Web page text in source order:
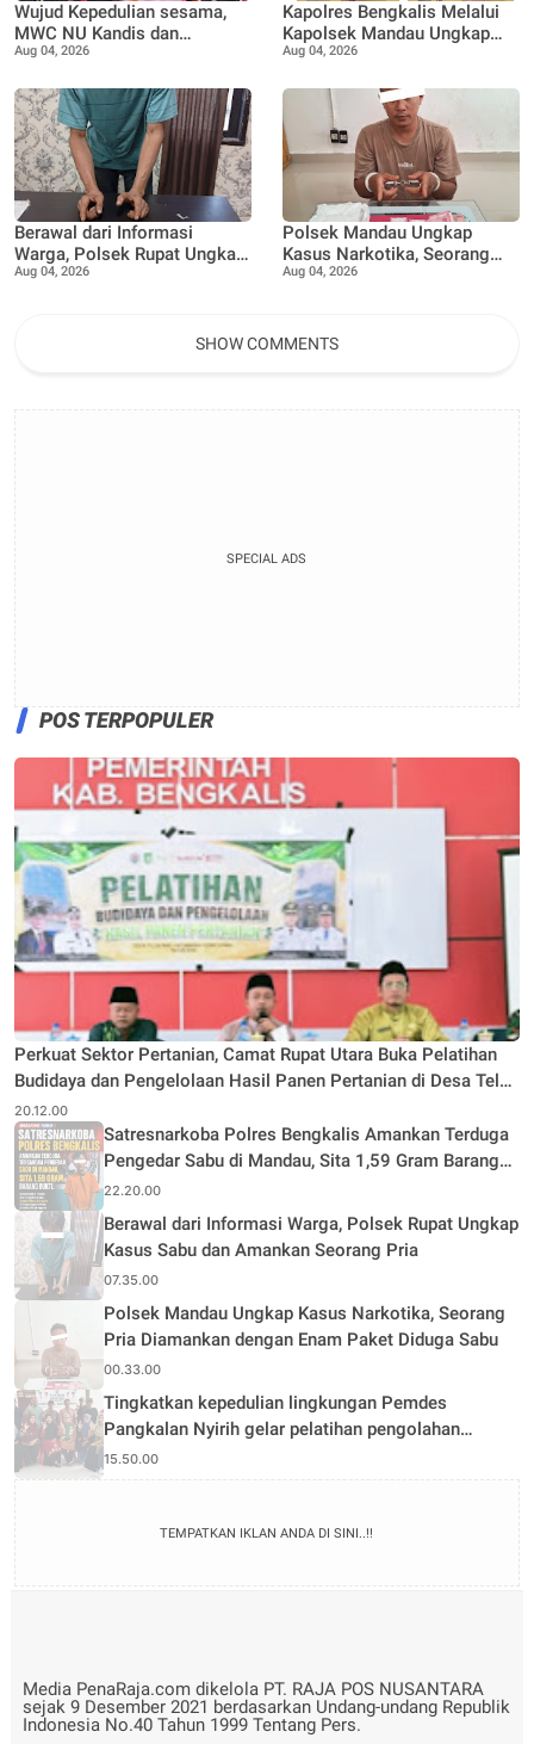
Wujud Kepedulian sesama,
MWC NU Kandis dan
Muslimat NU Kandis
musibah kebakaran
Aug 04, 2026
Kapolres Bengkalis Melalui
Kapolsek Mandau Ungkap
Kasus Penyalahgunaan
Orang Diamankan
Aug 04, 2026
Berawal dari Informasi
Warga, Polsek Rupat Ungkap
Kasus Sabu dan Amankan
Aug 04, 2026
Polsek Mandau Ungkap
Kasus Narkotika, Seorang
Pria Diamankan dengan
Aug 04, 2026
SHOW COMMENTS
SPECIAL ADS
POS TERPOPULER
Perkuat Sektor Pertanian, Camat Rupat Utara Buka Pelatihan
Budidaya dan Pengelolaan Hasil Panen Pertanian di Desa Teluk
Rhu
20.12.00
Satresnarkoba Polres Bengkalis Amankan Terduga
Pengedar Sabu di Mandau, Sita 1,59 Gram Barang
Bukti
22.20.00
Berawal dari Informasi Warga, Polsek Rupat Ungkap
Kasus Sabu dan Amankan Seorang Pria
07.35.00
Polsek Mandau Ungkap Kasus Narkotika, Seorang
Pria Diamankan dengan Enam Paket Diduga Sabu
00.33.00
Tingkatkan kepedulian lingkungan Pemdes
Pangkalan Nyirih gelar pelatihan pengolahan
Limbah
15.50.00
TEMPATKAN IKLAN ANDA DI SINI..!!
Media PenaRaja.com dikelola PT. RAJA POS NUSANTARA
sejak 9 Desember 2021 berdasarkan Undang-undang Republik
Indonesia No.40 Tahun 1999 Tentang Pers.